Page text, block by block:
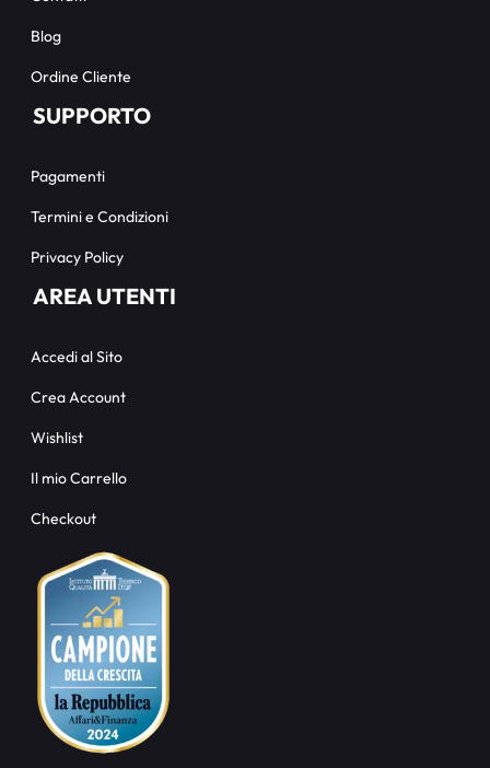
Blog
Ordine Cliente
SUPPORTO
Pagamenti
Termini e Condizioni
Privacy Policy
AREA UTENTI
Accedi al Sito
Crea Account
Wishlist
Il mio Carrello
Checkout